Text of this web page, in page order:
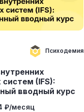
Психодемия
(IFS):
вводный курс
₽/месяц